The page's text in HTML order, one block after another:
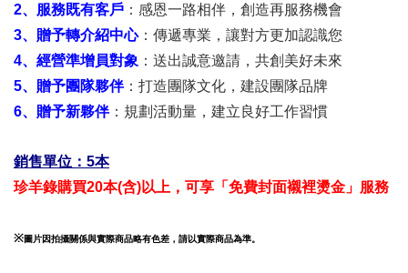
2、服務既有客戶 ：感恩一路相伴，創造再服務機會
3、贈予轉介紹中心：傳遞專業，讓對方更加認識您
4、經營準增員對象 ：送出誠意邀請，共創美好未來
5、贈予團隊夥伴：打造團隊文化，建設團隊品牌
6、贈予新夥伴：規劃活動量，建立良好工作習慣
銷售單位： 5本
珍羊錄購買20本(含)以上，可享「免費封面襯裡燙金」服務
※圖片因拍攝關係與實際商品略有色差，請以實際商品為準。